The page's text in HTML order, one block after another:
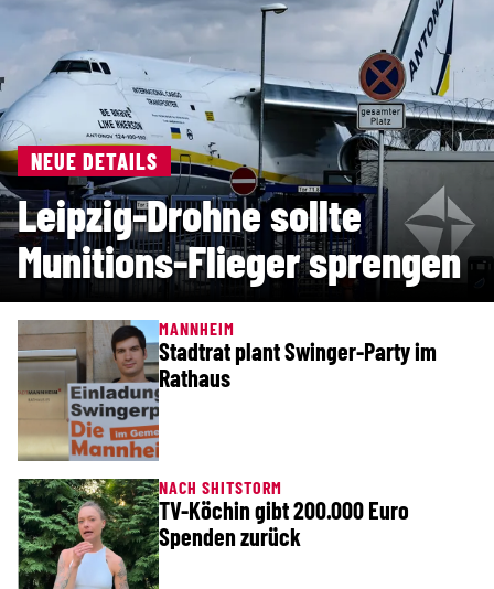
NEUE DETAILS
Leipzig-Drohne sollte
Munitions-Flieger sprengen
MANNHEIM
Stadtrat plant Swinger-Party im
Rathaus
NACH SHITSTORM
TV-Köchin gibt 200.000 Euro
Spenden zurück